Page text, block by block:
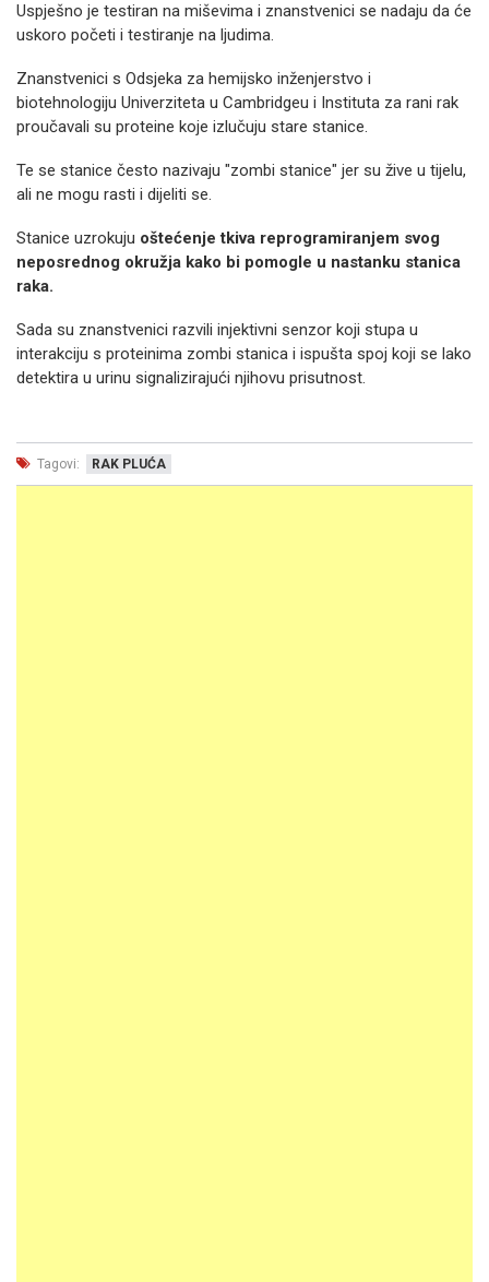
Uspješno je testiran na miševima i znanstvenici se nadaju da će
uskoro početi i testiranje na ljudima.
Znanstvenici s Odsjeka za hemijsko inženjerstvo i
biotehnologiju Univerziteta u Cambridgeu i Instituta za rani rak
proučavali su proteine ​​koje izlučuju stare stanice.
Te se stanice često nazivaju "zombi stanice" jer su žive u tijelu,
ali ne mogu rasti i dijeliti se.
Stanice uzrokuju oštećenje tkiva reprogramiranjem svog
neposrednog okružja kako bi pomogle u nastanku stanica
raka.
Sada su znanstvenici razvili injektivni senzor koji stupa u
interakciju s proteinima zombi stanica i ispušta spoj koji se lako
detektira u urinu signalizirajući njihovu prisutnost.
Tagovi: RAK PLUĆA